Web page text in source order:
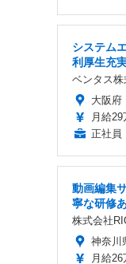
システム
利厚生充
ベンタス株
大阪府
月給29
正社員
動画編集
寧な研修
株式会社
神奈川
月給26